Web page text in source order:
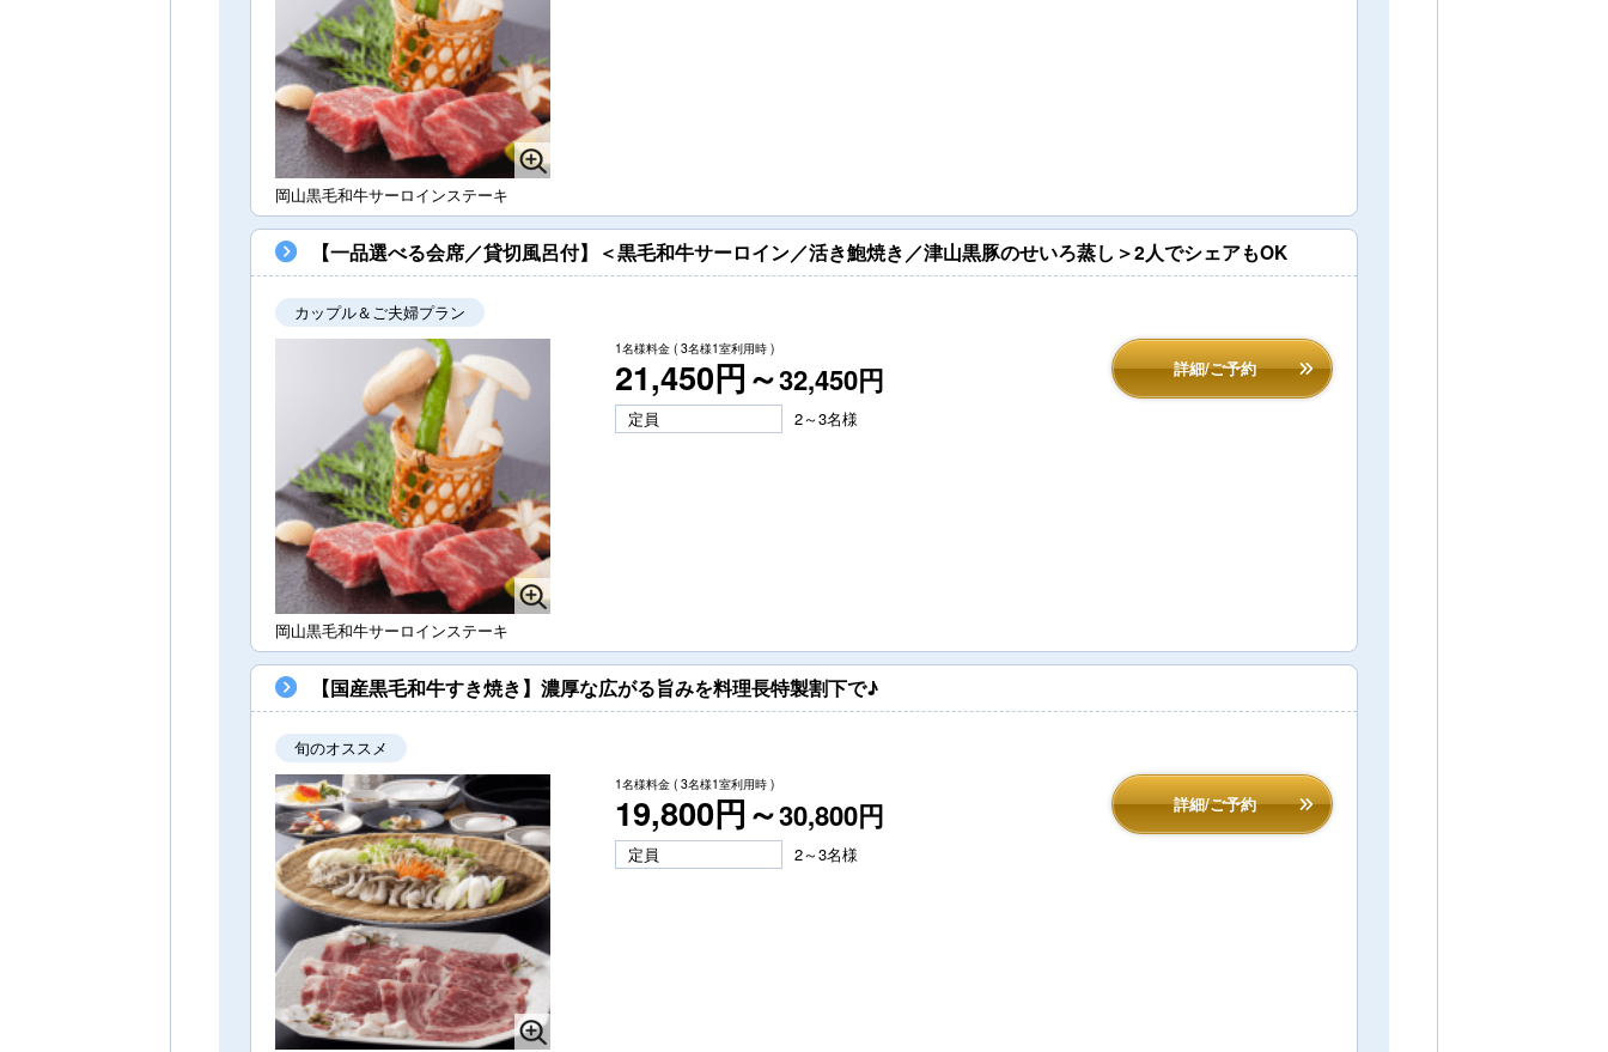
岡山黒毛和牛サーロインステーキ
【一品選べる会席／貸切風呂付】＜黒毛和牛サーロイン／活き鮑焼き／津山黒豚のせいろ蒸し＞2人でシェアもOK
カップル＆ご夫婦プラン
岡山黒毛和牛サーロインステーキ
1名様料金 ( 3名様1室利用時 )
21,450円～32,450円 詳細/ご予約
定員 2～3名様
【国産黒毛和牛すき焼き】濃厚な広がる旨みを料理長特製割下で♪
旬のオススメ
1名様料金 ( 3名様1室利用時 )
19,800円～30,800円 詳細/ご予約
定員 2～3名様